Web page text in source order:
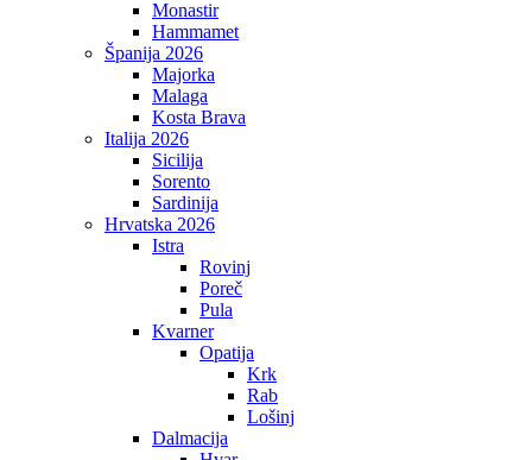
Monastir
Hammamet
Španija 2026
Majorka
Malaga
Kosta Brava
Italija 2026
Sicilija
Sorento
Sardinija
Hrvatska 2026
Istra
Rovinj
Poreč
Pula
Kvarner
Opatija
Krk
Rab
Lošinj
Dalmacija